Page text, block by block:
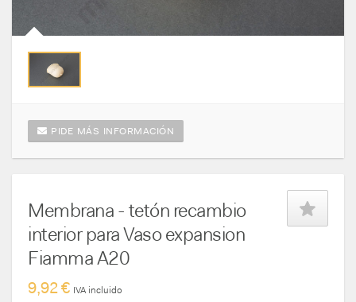
PIDE MÁS INFORMACIÓN
Membrana - tetón recambio
interior para Vaso expansion
Fiamma A20
9,92 € IVA incluido